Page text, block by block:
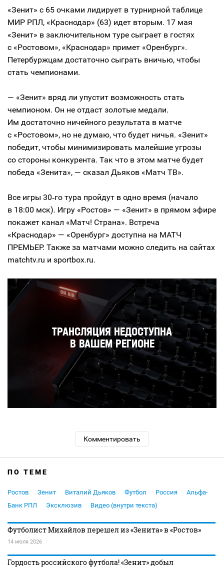
«Зенит» с 65 очками лидирует в турнирной таблице
МИР РПЛ, «Краснодар» (63) идет вторым. 17 мая
«Зенит» в заключительном туре сыграет в гостях
с «Ростовом», «Краснодар» примет «Оренбург».
Петербуржцам достаточно сыграть вничью, чтобы
стать чемпионами.
— «Зенит» вряд ли упустит возможность стать
чемпионом. Он не отдаст золотые медали.
Им достаточно ничейного результата в матче
с «Ростовом», но не думаю, что будет ничья. «Зенит»
победит, чтобы минимизировать малейшие угрозы
со стороны конкурента. Так что в этом матче будет
победа «Зенита», — сказал Дьяков «Матч ТВ».
Все игры 30‑го тура пройдут в одно время (начало
в 18:00 мск). Игру «Ростов» — «Зенит» в прямом эфире
покажет канал «Матч! Страна». Встреча
«Краснодар» — «Оренбург» доступна на МАТЧ
ПРЕМЬЕР. Также за матчами можно следить на сайтах
matchtv.ru и sportbox.ru.
Комментировать
ПО ТЕМЕ
Ростов Зенит Виталий Дьяков Футбол Россия
Альфа-
Банк РПЛ
Эксклюзив Видео (внутри текста)
Футболист Михайлов перешел из «Зенита» в «Ростов»
14 июля 2026
Гордость российского футбола! «Зенит» добыл